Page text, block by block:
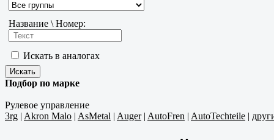
Название \ Номер:
Искать в аналогах
Подбор по марке
Рулевое управление
3rg | Akron Malo | AsMetal | Auger| AutoFren | AutoTechteile |